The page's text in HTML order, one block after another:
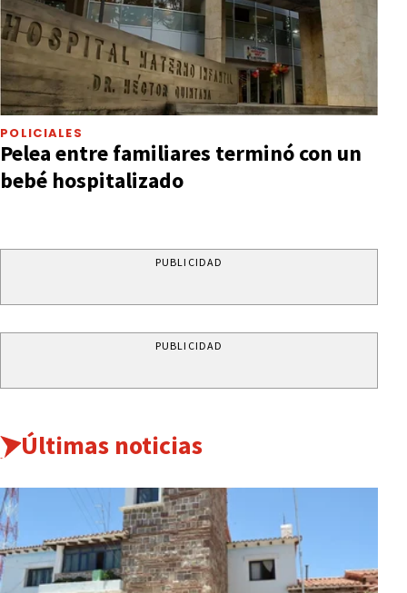
POLICIALES
Pelea entre familiares terminó con un
bebé hospitalizado
PUBLICIDAD
PUBLICIDAD
Últimas noticias